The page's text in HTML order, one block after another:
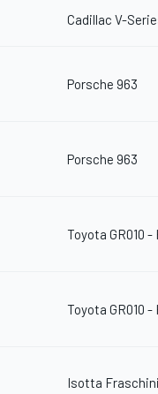
Cadillac V-
Porsche 963
Porsche 963
Toyota GR010 -
Toyota GR010 -
Isotta